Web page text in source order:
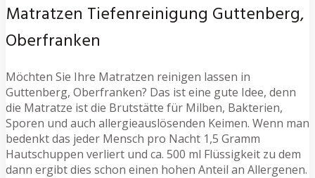
Matratzen Tiefenreinigung Guttenberg,
Oberfranken
Möchten Sie Ihre Matratzen reinigen lassen in
Guttenberg, Oberfranken? Das ist eine gute Idee, denn
die Matratze ist die Brutstätte für Milben, Bakterien,
Sporen und auch allergieauslösenden Keimen. Wenn man
bedenkt das jeder Mensch pro Nacht 1,5 Gramm
Hautschuppen verliert und ca. 500 ml Flüssigkeit zu dem
dann ergibt dies schon einen hohen Anteil an Allergenen.